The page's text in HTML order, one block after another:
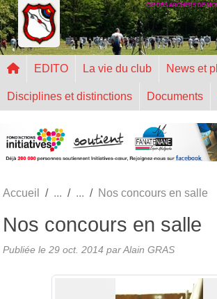
CIE DES ARCHERS DE
EDITO La vie du club News et
Disciplines et distinctions Documents
Accueil Nos concours en salle
Nos concours en salle
Publiée le 29 oct. 2014 par Alain GRAS
Panneau de gestion des cookies